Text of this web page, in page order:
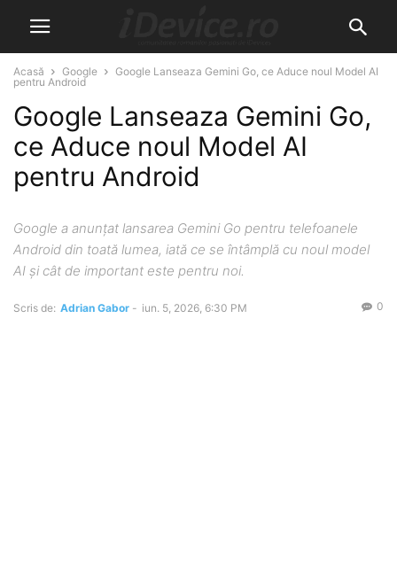
Acasă Google
Google Lanseaza Gemini Go, ce Aduce noul Model AI
pentru Android
Google Lanseaza Gemini Go,
ce Aduce noul Model AI
pentru Android
Google a anunțat lansarea Gemini Go pentru telefoanele
Android din toată lumea, iată ce se întâmplă cu noul model
AI și cât de important este pentru noi.
Scris de: Adrian Gabor - iun. 5, 2026, 6:30 PM 0